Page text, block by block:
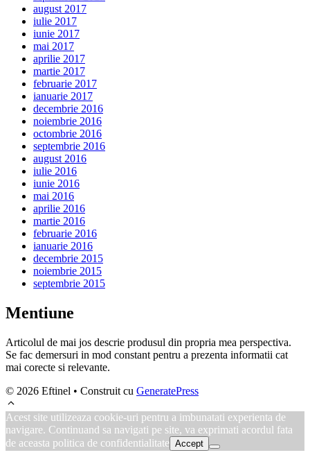
august 2017
iulie 2017
iunie 2017
mai 2017
aprilie 2017
martie 2017
februarie 2017
ianuarie 2017
decembrie 2016
noiembrie 2016
octombrie 2016
septembrie 2016
august 2016
iulie 2016
iunie 2016
mai 2016
aprilie 2016
martie 2016
februarie 2016
ianuarie 2016
decembrie 2015
noiembrie 2015
septembrie 2015
Mentiune
Articolul de mai jos descrie produsul din propria mea perspectiva.
Se fac demersuri in mod constant pentru a prezenta informatii cat
mai corecte si relevante.
© 2026 Eftinel • Construit cu GeneratePress
Acest site utilizeaza cookie-uri pentru a imbunatati experienta de
navigare. Continuand sa navigati pe site, va exprimati acordul fata
de aceasta politica de confidentialitate Accept